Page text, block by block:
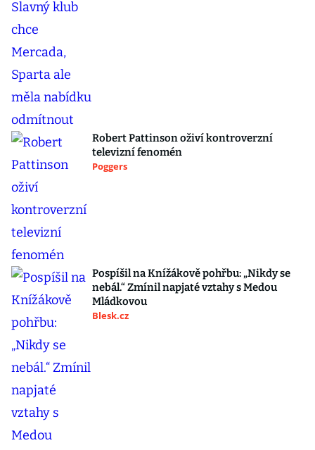
Robert Pattinson oživí kontroverzní
televizní fenomén
Poggers
Pospíšil na Knížákově pohřbu: „Nikdy se
nebál.“ Zmínil napjaté vztahy s Medou
Mládkovou
Blesk.cz